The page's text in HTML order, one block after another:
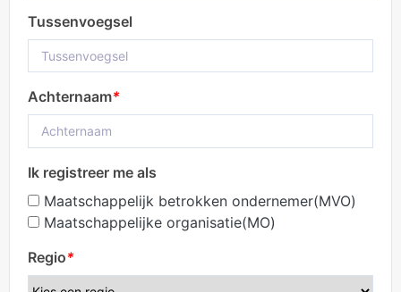
Tussenvoegsel
Achternaam*
Ik registreer me als
Maatschappelijk betrokken ondernemer(MVO)
Maatschappelijke organisatie(MO)
Regio*